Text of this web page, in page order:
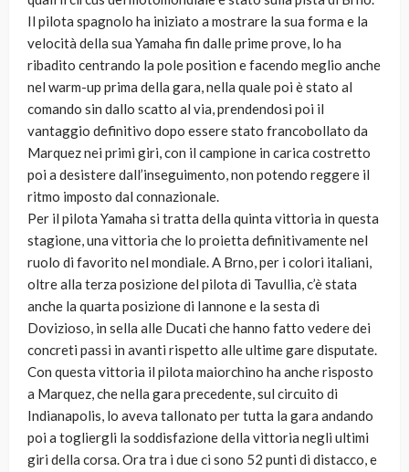
Il pilota spagnolo ha iniziato a mostrare la sua forma e la
velocità della sua Yamaha fin dalle prime prove, lo ha
ribadito centrando la pole position e facendo meglio anche
nel warm-up prima della gara, nella quale poi è stato al
comando sin dallo scatto al via, prendendosi poi il
vantaggio definitivo dopo essere stato francobollato da
Marquez nei primi giri, con il campione in carica costretto
poi a desistere dall’inseguimento, non potendo reggere il
ritmo imposto dal connazionale.
Per il pilota Yamaha si tratta della quinta vittoria in questa
stagione, una vittoria che lo proietta definitivamente nel
ruolo di favorito nel mondiale. A Brno, per i colori italiani,
oltre alla terza posizione del pilota di Tavullia, c’è stata
anche la quarta posizione di Iannone e la sesta di
Dovizioso, in sella alle Ducati che hanno fatto vedere dei
concreti passi in avanti rispetto alle ultime gare disputate.
Con questa vittoria il pilota maiorchino ha anche risposto
a Marquez, che nella gara precedente, sul circuito di
Indianapolis, lo aveva tallonato per tutta la gara andando
poi a togliergli la soddisfazione della vittoria negli ultimi
giri della corsa. Ora tra i due ci sono 52 punti di distacco, e